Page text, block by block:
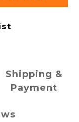
Shipping &
Payment